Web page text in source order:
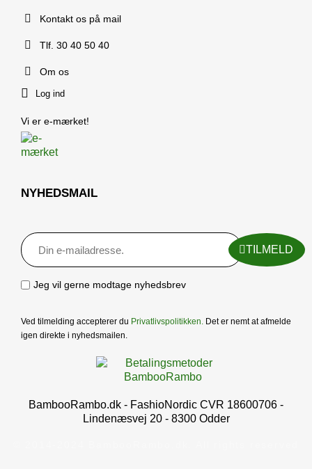
Kontakt os på mail
Tlf. 30 40 50 40
Om os
Log ind
Vi er e-mærket!
NYHEDSMAIL
TILMELD
Jeg vil gerne modtage nyhedsbrev
Ved tilmelding accepterer du Privatlivspolitikken. Det er nemt at afmelde
igen direkte i nyhedsmailen.
BambooRambo.dk - FashioNordic CVR 18600706 -
Lindenæsvej 20 - 8300 Odder